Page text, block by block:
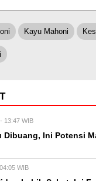
Kayu Mahoni
13:47 WIB
Dibuang, Ini Potensi
WIB